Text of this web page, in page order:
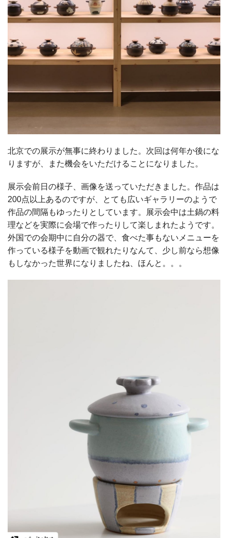
北京での展示が無事に終わりました。次回は何年か後にな
りますが、また機会をいただけることになりました。
展示会前日の様子、画像を送っていただきました。作品は
200点以上あるのですが、とても広いギャラリーのようで
作品の間隔もゆったりとしています。展示会中は土鍋の料
理などを実際に会場で作ったりして楽しまれたようです。
外国での会期中に自分の器で、食べた事もないメニューを
作っている様子を動画で観れたりなんて、少し前なら想像
もしなかった世界になりましたね、ほんと。。。